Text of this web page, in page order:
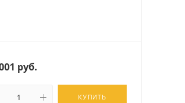
руб.
КУПИТЬ